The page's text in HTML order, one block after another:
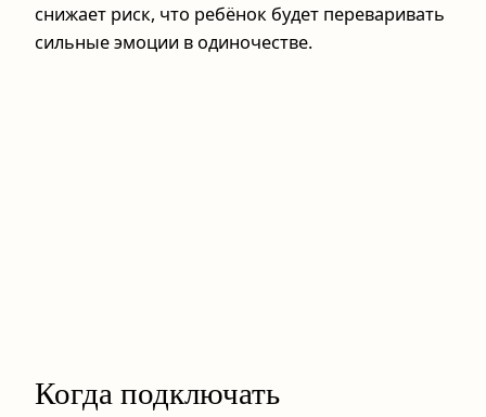
снижает риск, что ребёнок будет переваривать
сильные эмоции в одиночестве.
Когда подключать